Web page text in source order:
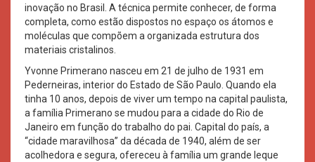
inovação no Brasil. A técnica permite conhecer, de forma
completa, como estão dispostos no espaço os átomos e
moléculas que compõem a organizada estrutura dos
materiais cristalinos.
Yvonne Primerano nasceu em 21 de julho de 1931 em
Pederneiras, interior do Estado de São Paulo. Quando ela
tinha 10 anos, depois de viver um tempo na capital paulista,
a família Primerano se mudou para a cidade do Rio de
Janeiro em função do trabalho do pai. Capital do país, a
“cidade maravilhosa” da década de 1940, além de ser
acolhedora e segura, ofereceu à família um grande leque